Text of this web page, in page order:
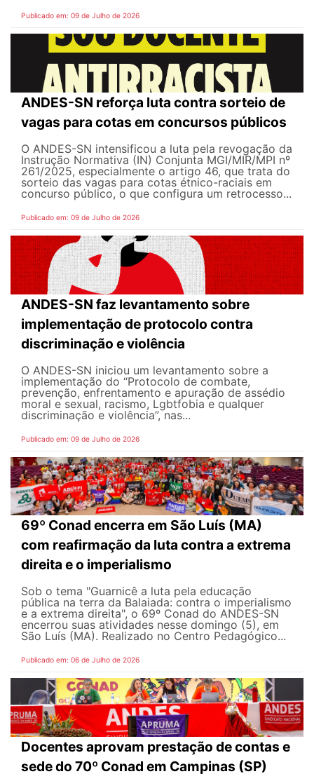
Publicado em: 09 de Julho de 2026
ANDES-SN reforça luta contra sorteio de
vagas para cotas em concursos públicos
O ANDES-SN intensificou a luta pela revogação da
Instrução Normativa (IN) Conjunta MGI/MIR/MPI nº
261/2025, especialmente o artigo 46, que trata do
sorteio das vagas para cotas étnico-raciais em
concurso público, o que configura um retrocesso...
Publicado em: 09 de Julho de 2026
ANDES-SN faz levantamento sobre
implementação de protocolo contra
discriminação e violência
O ANDES-SN iniciou um levantamento sobre a
implementação do “Protocolo de combate,
prevenção, enfrentamento e apuração de assédio
moral e sexual, racismo, Lgbtfobia e qualquer
discriminação e violência”, nas...
Publicado em: 09 de Julho de 2026
69º Conad encerra em São Luís (MA)
com reafirmação da luta contra a extrema
direita e o imperialismo
Sob o tema "Guarnicê a luta pela educação
pública na terra da Balaiada: contra o imperialismo
e a extrema direita", o 69º Conad do ANDES-SN
encerrou suas atividades nesse domingo (5), em
São Luís (MA). Realizado no Centro Pedagógico...
Publicado em: 06 de Julho de 2026
Docentes aprovam prestação de contas e
sede do 70º Conad em Campinas (SP)